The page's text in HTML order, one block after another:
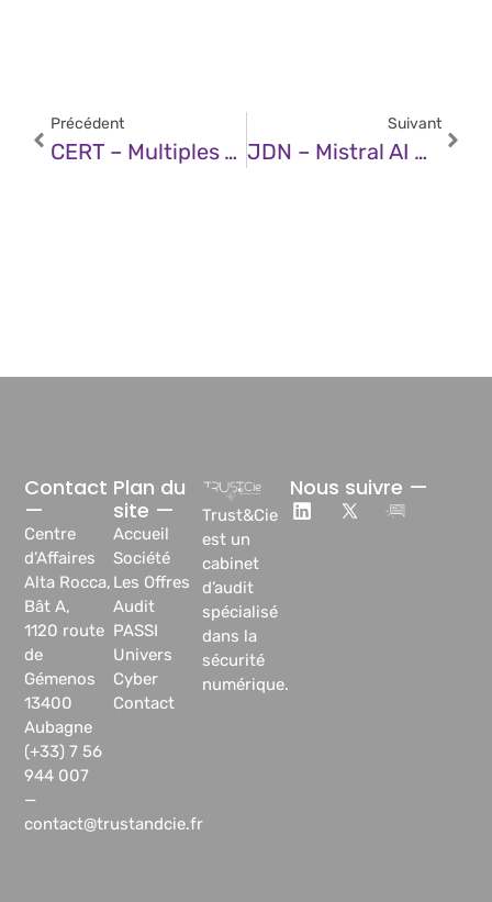
Précédent
CERT – Multiples Vulnérabilités Dans Le Noyau Linux De Red Hat (07 Février 2025)
Suivant
JDN – Mistral AI Dévoile Son Offre Commerciale Complète
Trust&Cie
est un
cabinet
d’audit
spécialisé
dans la
sécurité
numérique.
Plan du
site —
Accueil
Société
Les Offres
Audit
PASSI
Univers
Cyber
Contact
Contact
—
Centre
d’Affaires
Alta Rocca,
Bât A,
1120 route
de
Gémenos
13400
Aubagne
(+33) 7 56
944 007
—
contact@trustandcie.fr
Nous suivre —